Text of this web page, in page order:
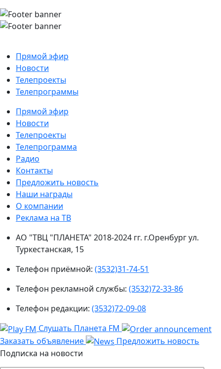
Прямой эфир
Новости
Телепроекты
Телепрограммы
Прямой эфир
Новости
Телепроекты
Телепрограмма
Радио
Контакты
Предложить новость
Наши награды
О компании
Реклама на ТВ
АО "ТВЦ "ПЛАНЕТА" 2018-2024 гг. г.Оренбург ул.
Туркестанская, 15
Телефон приёмной: (3532)31-74-51
Телефон рекламной службы: (3532)72-33-86
Телефон редакции: (3532)72-09-08
Слушать Планета FM
Заказать объявление
Предложить новость
Подписка на новости